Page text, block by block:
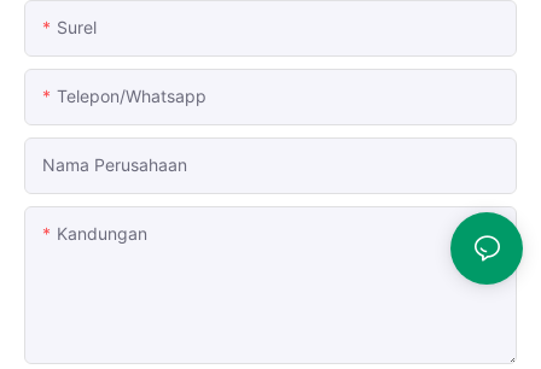
Surel
Telepon/whatsapp
Nama Perusahaan
Kandungan